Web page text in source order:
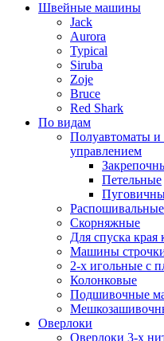
Швейные машины
Jack
Aurora
Typical
Siruba
Zoje
Bruce
Red Shark
По видам
Полуавтоматы
управлением
Петельные
Скорняжные
Для спуска края
Машины строчки
2-х игольные с
Колонковые
Подшивочные
Оверлоки
Оверлоки 3-х